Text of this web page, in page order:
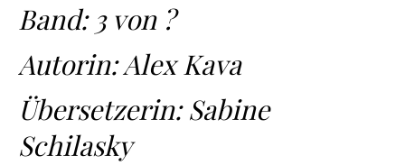
Band: 3 von ?
Autorin: Alex Kava
Übersetzerin: Sabine
Schilasky